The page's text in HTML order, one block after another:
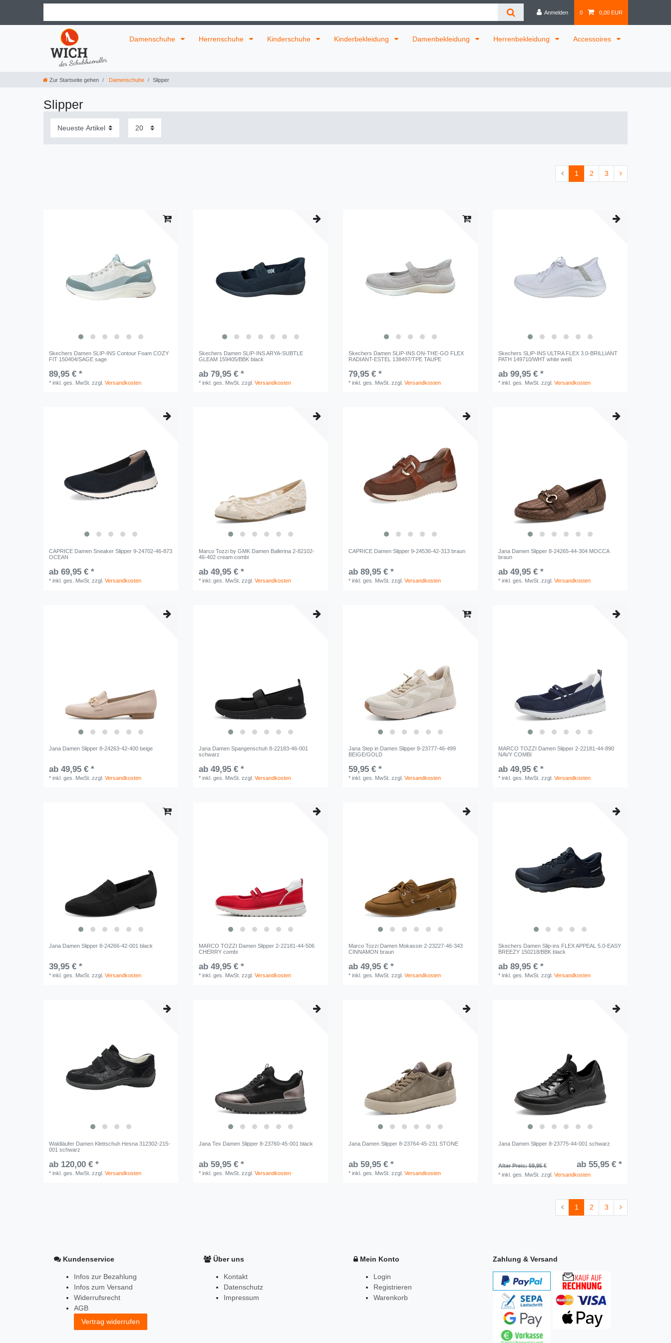
Anmelden 0 0,00 EUR
Damenschuhe Herrenschuhe Kinderschuhe Kinderbekleidung Damenbekleidung Herrenbekleidung Accessoires
Zur Startseite gehen Damenschuhe Slipper
Slipper
1 2 3
Skechers Damen SLIP-INS Contour Foam COZY
FIT 150404/SAGE sage
89,95 € *
*inkl. ges. MwSt. zzgl.Versandkosten
Skechers Damen SLIP-INS ARYA-SUBTLE
GLEAM 159405/BBK black
ab 79,95 € *
*inkl. ges. MwSt. zzgl.Versandkosten
Skechers Damen SLIP-INS ON-THE-GO FLEX
RADIANT-ESTEL 138497/TPE TAUPE
79,95 € *
*inkl. ges. MwSt. zzgl.Versandkosten
Skechers SLIP-INS ULTRA FLEX 3.0-BRILLIANT
PATH 149710/WHT white weiß
ab 99,95 € *
*inkl. ges. MwSt. zzgl.Versandkosten
CAPRICE Damen Sneaker Slipper 9-24702-46-873
OCEAN
ab 69,95 € *
*inkl. ges. MwSt. zzgl.Versandkosten
Marco Tozzi by GMK Damen Ballerina 2-82102-
46-402 cream combi
ab 49,95 € *
*inkl. ges. MwSt. zzgl.Versandkosten
CAPRICE Damen Slipper 9-24536-42-313 braun
ab 89,95 € *
*inkl. ges. MwSt. zzgl.Versandkosten
Jana Damen Slipper 8-24265-44-304 MOCCA
braun
ab 49,95 € *
*inkl. ges. MwSt. zzgl.Versandkosten
Jana Damen Slipper 8-24263-42-400 beige
ab 49,95 € *
*inkl. ges. MwSt. zzgl.Versandkosten
Jana Damen Spangenschuh 8-22183-46-001
schwarz
ab 49,95 € *
*inkl. ges. MwSt. zzgl.Versandkosten
Jana Step in Damen Slipper 8-23777-46-499
BEIGE/GOLD
59,95 € *
*inkl. ges. MwSt. zzgl.Versandkosten
MARCO TOZZI Damen Slipper 2-22181-44-890
NAVY COMBI
ab 49,95 € *
*inkl. ges. MwSt. zzgl.Versandkosten
Jana Damen Slipper 8-24266-42-001 black
39,95 € *
*inkl. ges. MwSt. zzgl.Versandkosten
MARCO TOZZI Damen Slipper 2-22181-44-506
CHERRY combi
ab 49,95 € *
*inkl. ges. MwSt. zzgl.Versandkosten
Marco Tozzi Damen Mokassin 2-23227-46-343
CINNAMON braun
ab 49,95 € *
*inkl. ges. MwSt. zzgl.Versandkosten
Skechers Damen Slip-ins FLEX APPEAL 5.0-EASY
BREEZY 150218/BBK black
ab 89,95 € *
*inkl. ges. MwSt. zzgl.Versandkosten
Waldläufer Damen Klettschuh Hesna 312302-215-
001 schwarz
ab 120,00 € *
*inkl. ges. MwSt. zzgl.Versandkosten
Jana Tex Damen Slipper 8-23760-45-001 black
ab 59,95 € *
*inkl. ges. MwSt. zzgl.Versandkosten
Jana Damen Slipper 8-23764-45-231 STONE
ab 59,95 € *
*inkl. ges. MwSt. zzgl.Versandkosten
Jana Damen Slipper 8-23775-44-001 schwarz
Alter Preis: 59,95 € ab 55,95 € *
*inkl. ges. MwSt. zzgl.Versandkosten
1 2 3
Kundenservice
Infos zur Bezahlung
Infos zum Versand
Widerrufsrecht
AGB
Vertrag widerrufen
Über uns
Kontakt
Datenschutz
Impressum
Mein Konto
Login
Registrieren
Warenkorb
Zahlung & Versand